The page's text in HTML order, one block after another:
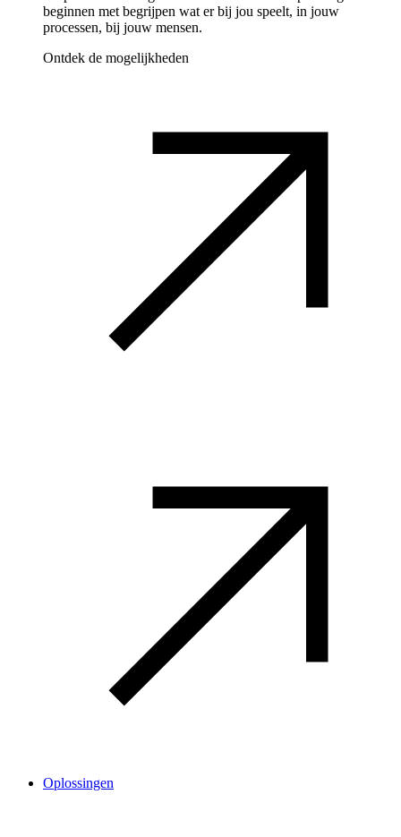
beginnen met begrijpen wat er bij jou speelt, in jouw
processen, bij jouw mensen.
Ontdek de mogelijkheden
Oplossingen